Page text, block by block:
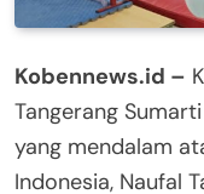
Kobennews.id –
Tangerang
yang mendalam
Indonesia, Naufal